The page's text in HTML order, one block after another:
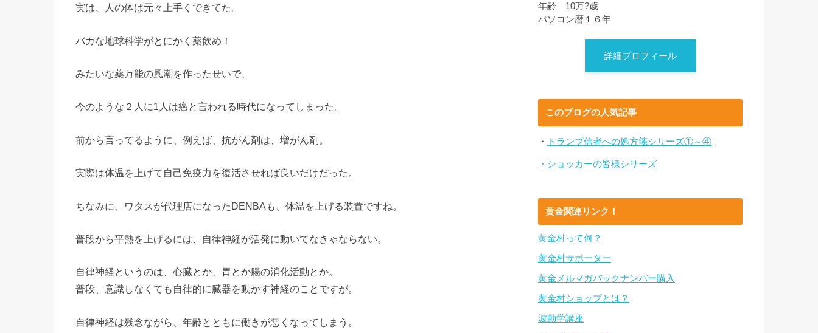
実は、人の体は元々上手くできてた。
バカな地球科学がとにかく薬飲め！
みたいな薬万能の風潮を作ったせいで、
今のような２人に1人は癌と言われる時代になってしまった。
前から言ってるように、例えば、抗がん剤は、増がん剤。
実際は体温を上げて自己免疫力を復活させれば良いだけだった。
ちなみに、ワタスが代理店になったDENBAも、体温を上げる装置ですね。
普段から平熱を上げるには、自律神経が活発に動いてなきゃならない。
自律神経というのは、心臓とか、胃とか腸の消化活動とか。
普段、意識しなくても自律的に臓器を動かす神経のことですが。
自律神経は残念ながら、年齢とともに働きが悪くなってしまう。
年齢 10万?歳
パソコン暦１６年
詳細プロフィール
このブログの人気記事
・ トランプ信者への処方箋シリーズ①～④
・ショッカーの皆様シリーズ
黄金関連リンク！
黄金村って何？
黄金村サポーター
黄金メルマガバックナンバー購入
黄金村ショップとは？
波動学講座